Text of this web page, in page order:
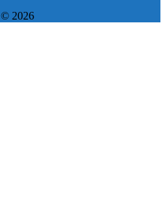
© 2026